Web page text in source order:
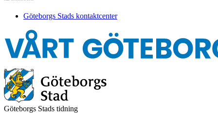
Göteborgs Stads kontaktcenter
Göteborgs Stads tidning